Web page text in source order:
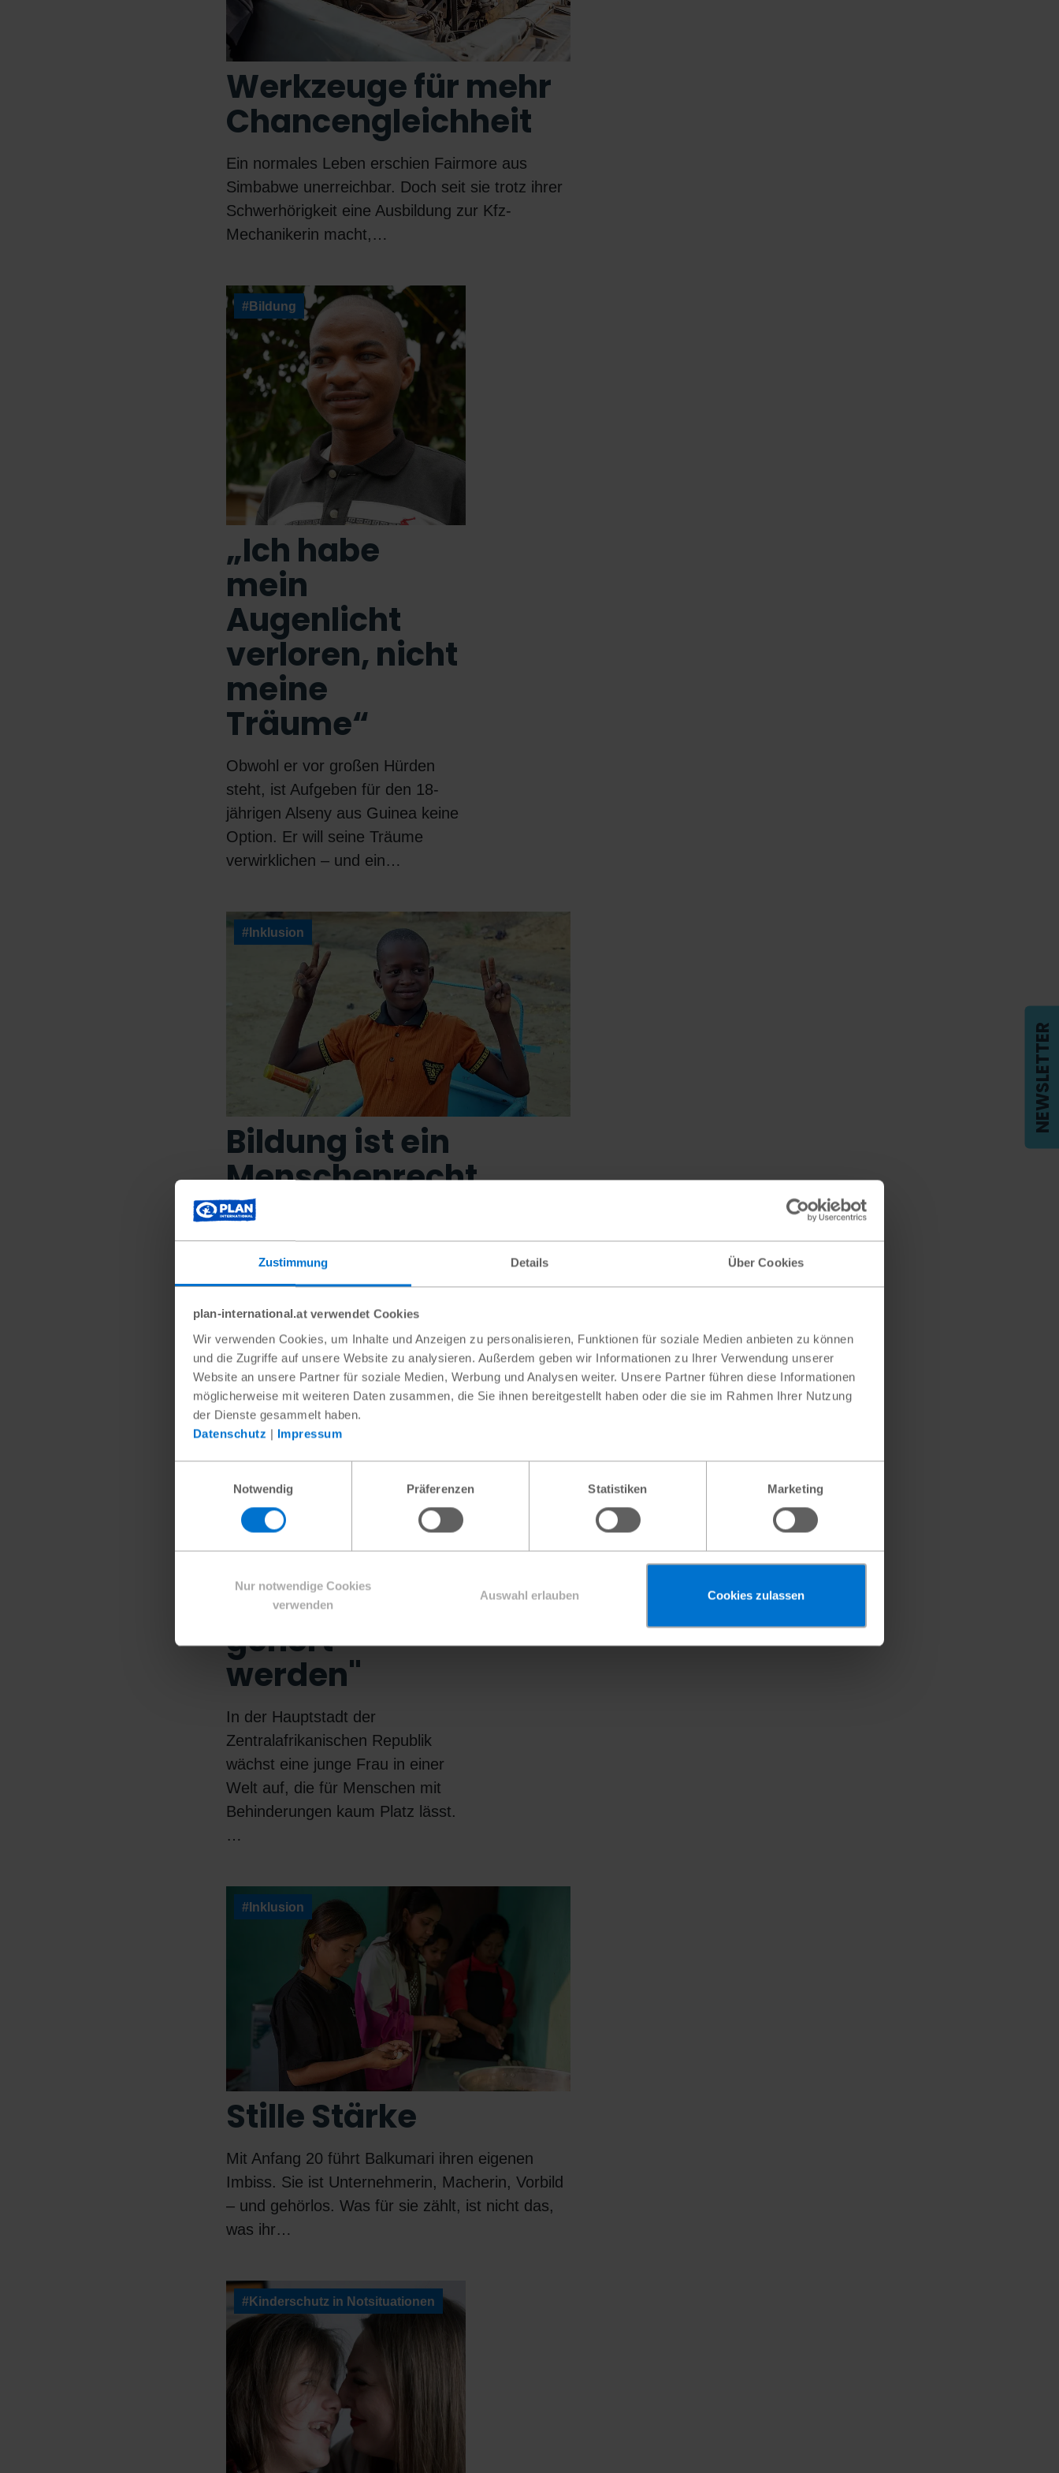
Zustimmung Details Über Cookies
plan-international.at verwendet Cookies
Wir verwenden Cookies, um Inhalte und Anzeigen zu personalisieren, Funktionen für soziale Medien anbieten zu können
und die Zugriffe auf unsere Website zu analysieren. Außerdem geben wir Informationen zu Ihrer Verwendung unserer
Website an unsere Partner für soziale Medien, Werbung und Analysen weiter. Unsere Partner führen diese Informationen
möglicherweise mit weiteren Daten zusammen, die Sie ihnen bereitgestellt haben oder die sie im Rahmen Ihrer Nutzung
der Dienste gesammelt haben.
Datenschutz | Impressum
Notwendig
Präferenzen Statistiken Marketing
Nur notwendige Cookies
verwenden
Auswahl erlauben Cookies zulassen
Werkzeuge für mehr
Chancengleichheit
Ein normales Leben erschien Fairmore aus
Simbabwe unerreichbar. Doch seit sie trotz ihrer
Schwerhörigkeit eine Ausbildung zur Kfz-
Mechanikerin macht,…
#Bildung
„Ich habe
mein
Augenlicht
verloren, nicht
meine
Träume“
Obwohl er vor großen Hürden
steht, ist Aufgeben für den 18-
jährigen Alseny aus Guinea keine
Option. Er will seine Träume
verwirklichen – und ein…
#Inklusion
Bildung ist ein
Menschenrecht
Viele Kinder mit Behinderungen in Kamerun
stoßen auf strukturelle Barrieren, die ihnen den
Zugang zur Schule erschweren. Für Ibrahim
veränderte sich…
#Zentralafrikanische Republik
„Wir wollen
gehört
werden"
In der Hauptstadt der
Zentralafrikanischen Republik
wächst eine junge Frau in einer
Welt auf, die für Menschen mit
Behinderungen kaum Platz lässt.
…
#Inklusion
Stille Stärke
Mit Anfang 20 führt Balkumari ihren eigenen
Imbiss. Sie ist Unternehmerin, Macherin, Vorbild
– und gehörlos. Was für sie zählt, ist nicht das,
was ihr…
#Kinderschutz in Notsituationen
NEWSLETTER